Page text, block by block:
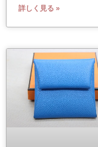
詳しく見る »